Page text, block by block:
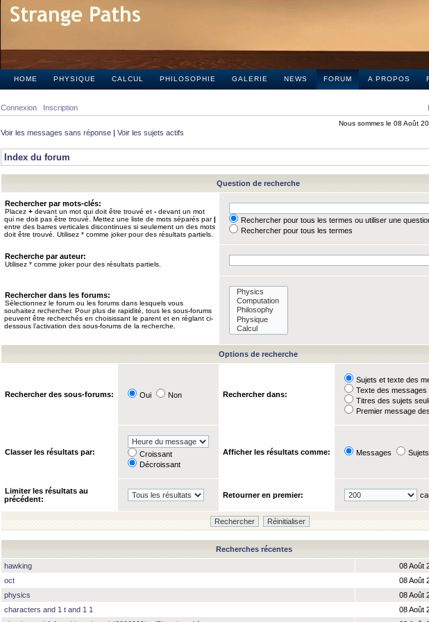
HOME PHYSIQUE CALCUL PHILOSOPHIE GALERIE NEWS FORUM A PROPOS
Connexion Inscription
Nous sommes le 08 Août
Voir les messages sans réponse | Voir les sujets actifs
Index du forum
Question de recherche
Rechercher par mots-clés:
Placez + devant un mot qui doit être trouvé et - devant un mot
qui ne doit pas être trouvé. Mettez une liste de mots séparés par|
entre des barres verticales discontinues si seulement un des mots
doit être trouvé. Utilisez * comme joker pour des résultats partiels.
Rechercher pour tous les termes ou utiliser une
Rechercher pour tous les termes
Recherche par auteur:
Utilisez * comme joker pour des résultats partiels.
Rechercher dans les forums:
Sélectionnez le forum ou les forums dans lesquels vous
souhaitez rechercher. Pour plus de rapidité, tous les sous-forums
peuvent être recherchés en choisissant le parent et en réglant ci-
dessous l’activation des sous-forums de la recherche.
Options de recherche
Rechercher des sous-forums: Oui Non Rechercher dans:
Sujets et texte des
Texte des messages
Titres des sujets
Premier message
Classer les résultats par:
Croissant
Décroissant
Afficher les résultats comme: Messages Sujets
Limiter les résultats au
précédent:
Retourner en premier:
Recherches récentes
hawking
08 Août
oct
08 Août
physics
08 Août
characters and 1 t and 1 1
08 Août